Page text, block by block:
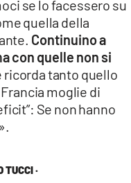
TUCCI ·
se lo facessero su
quella della
Continuino a
con quelle non si
ricorda tanto quello
moglie di
Se non hanno